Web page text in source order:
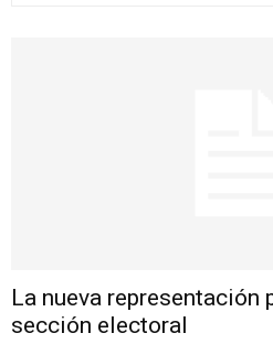
La nueva representación
sección electoral